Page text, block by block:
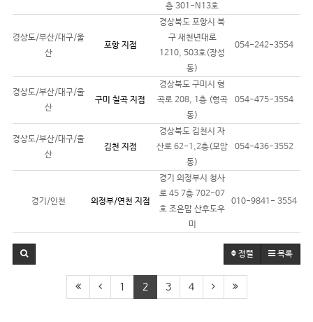
층 301-N13호
경상도/부산/대구/울
산
포항 지점
경상북도 포항시 북
구 새천년대로
1210, 503호(장성
동)
054-242-3554
경상도/부산/대구/울
산
구미 칠곡 지점
경상북도 구미시 형
곡로 208, 1층 (형곡
동)
054-475-3554
경상도/부산/대구/울
산
김천 지점
경상북도 김천시 자
산로 62-1,2층(모암
동)
054-436-3552
경기/인천 의정부/연천 지점
경기 의정부시 청사
로 45 7층 702-07
호 조은맘 산후도우
미
010-9841- 3554
정렬 목록
1 2 3 4